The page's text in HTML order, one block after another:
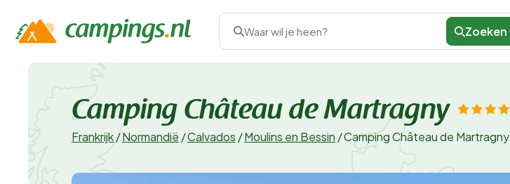
Waar wil je heen? Zoeken
Camping Château de Martragny
Frankrijk/Normandië /Calvados /Moulins en Bessin /Camping Château de Martragny